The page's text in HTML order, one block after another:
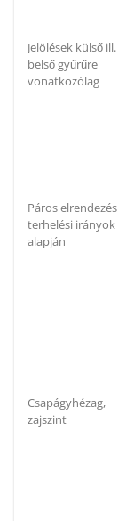
Jelölések külső ill.
belső gyűrűre
vonatkozólag
Páros elrendezés
terhelési irányok
alapján
Csapágyhézag,
zajszint